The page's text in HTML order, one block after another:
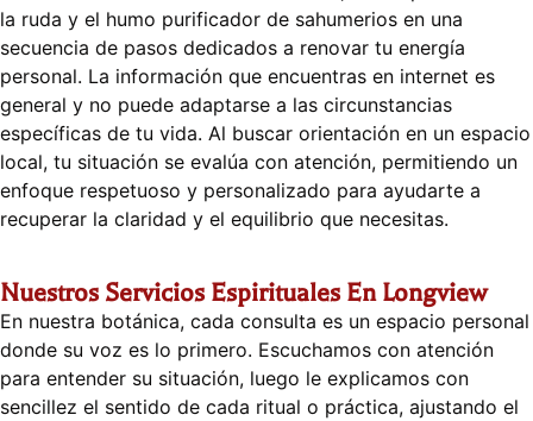
la ruda y el humo purificador de sahumerios en una
secuencia de pasos dedicados a renovar tu energía
personal. La información que encuentras en internet es
general y no puede adaptarse a las circunstancias
específicas de tu vida. Al buscar orientación en un espacio
local, tu situación se evalúa con atención, permitiendo un
enfoque respetuoso y personalizado para ayudarte a
recuperar la claridad y el equilibrio que necesitas.
Nuestros Servicios Espirituales En Longview
En nuestra botánica, cada consulta es un espacio personal
donde su voz es lo primero. Escuchamos con atención
para entender su situación, luego le explicamos con
sencillez el sentido de cada ritual o práctica, ajustando el